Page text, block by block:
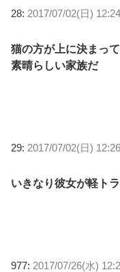
28: 2017/07/02(日)
猫の方が上に決まっ
素晴らしい家族だ
29: 2017/07/02(日)
いきなり彼女が軽ト
977: 2017/07/26(水)